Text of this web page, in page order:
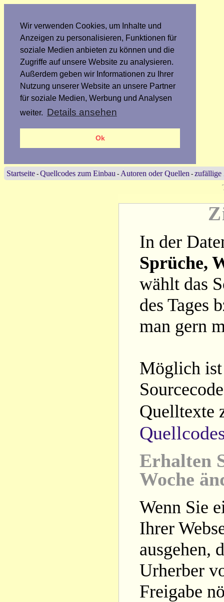
Wir verwenden Cookies, um Inhalte und
Anzeigen zu personalisieren, Funktionen für
soziale Medien anbieten zu können und die
Zugriffe auf unsere Website zu analysieren.
Außerdem geben wir Informationen zu Ihrer
Nutzung unserer Website an unsere Partner
für soziale Medien, Werbung und Analysen
weiter. Details ansehen
Ok
Startseite - Quellcodes zum Einbau - Autoren oder Quellen - zufällige
In der
Sprüche,
wählt das
des Tages
man gern
Möglich ist
Quelltexte
Erhalten
Woche
Wenn Sie
Ihrer
ausgehen,
Urherber
Freigabe